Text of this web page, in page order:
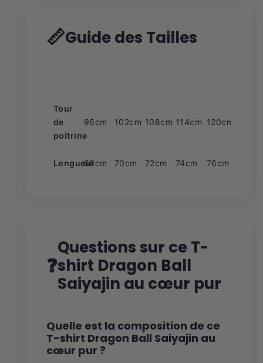
📏Guide des Tailles
Tour
de
poitrine
96cm 102cm 108cm 114cm 120cm
Longueur68cm 70cm 72cm 74cm 76cm
❓
Questions sur ce T-
shirt Dragon Ball
Saiyajin au cœur pur
Quelle est la composition de ce
T-shirt Dragon Ball Saiyajin au
cœur pur ?